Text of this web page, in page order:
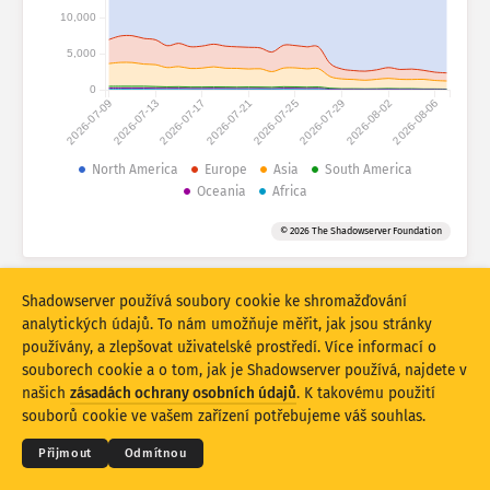
Nápověda
Soubor dat
Překrývající se
Aktualizovat Obnovit
Stáhnout jako PNG
2026-07-092026-07-132026-07-172026-07-212026-07-252026-07-292026-08-022026-08-06
0
5,000
10,000
North America Europe Asia
South America
Oceania
Africa
© 2026 The Shadowserver Foundation
© 2026THE SHADOWSERVER FOUNDATION
Ochrana osobních údajů a podmínky
Kontaktujte nás
Kredity
Shadowserver používá soubory cookie ke shromažďování
analytických údajů. To nám umožňuje měřit, jak jsou stránky
používány, a zlepšovat uživatelské prostředí. Více informací o
souborech cookie a o tom, jak je Shadowserver používá, najdete v
našich zásadách ochrany osobních údajů. K takovému použití
souborů cookie ve vašem zařízení potřebujeme váš souhlas.
Přijmout Odmítnou